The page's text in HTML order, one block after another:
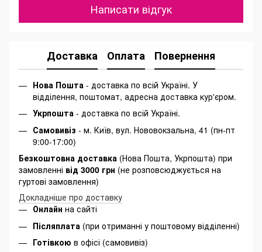
Написати відгук
Доставка Оплата Повернення
Нова Пошта - доставка по всій Україні. У
відділення, поштомат, адресна доставка кур'єром.
Укрпошта - доставка по всій Україні.
Самовивіз - м. Київ, вул. Нововокзальна, 41 (пн-пт
9:00-17:00)
Безкоштовна доставка (Нова Пошта, Укрпошта) при
замовленні від 3000 грн (не розповсюджується на
гуртові замовлення)
Докладніше про доставку
Онлайн на сайті
Післяплата (при отриманні у поштовому відділенні)
Готівкою в офісі (самовивіз)